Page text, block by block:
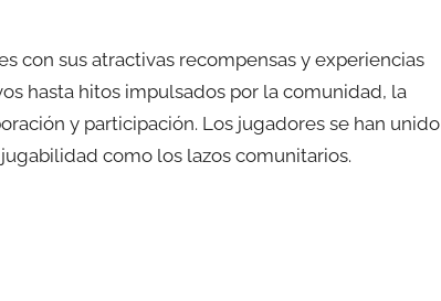
con sus atractivas recompensas y experiencias
hasta hitos impulsados por la comunidad, la
y participación. Los jugadores se han unido
como los lazos comunitarios.